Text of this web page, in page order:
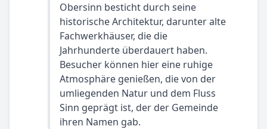
Obersinn besticht durch seine
historische Architektur, darunter alte
Fachwerkhäuser, die die
Jahrhunderte überdauert haben.
Besucher können hier eine ruhige
Atmosphäre genießen, die von der
umliegenden Natur und dem Fluss
Sinn geprägt ist, der der Gemeinde
ihren Namen gab.